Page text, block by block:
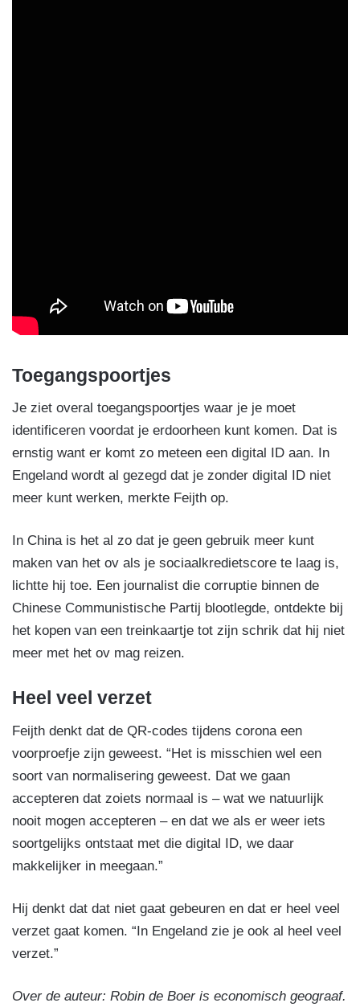
Toegangspoortjes
Je ziet overal toegangspoortjes waar je je moet
identificeren voordat je erdoorheen kunt komen. Dat is
ernstig want er komt zo meteen een digital ID aan. In
Engeland wordt al gezegd dat je zonder digital ID niet
meer kunt werken, merkte Feijth op.
In China is het al zo dat je geen gebruik meer kunt
maken van het ov als je sociaalkredietscore te laag is,
lichtte hij toe. Een journalist die corruptie binnen de
Chinese Communistische Partij blootlegde, ontdekte bij
het kopen van een treinkaartje tot zijn schrik dat hij niet
meer met het ov mag reizen.
Heel veel verzet
Feijth denkt dat de QR-codes tijdens corona een
voorproefje zijn geweest. “Het is misschien wel een
soort van normalisering geweest. Dat we gaan
accepteren dat zoiets normaal is – wat we natuurlijk
nooit mogen accepteren – en dat we als er weer iets
soortgelijks ontstaat met die digital ID, we daar
makkelijker in meegaan.”
Hij denkt dat dat niet gaat gebeuren en dat er heel veel
verzet gaat komen. “In Engeland zie je ook al heel veel
verzet.”
Over de auteur: Robin de Boer is economisch geograaf.